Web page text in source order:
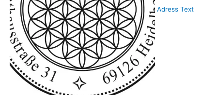
Adress Text